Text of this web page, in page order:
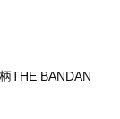
THE BANDAN